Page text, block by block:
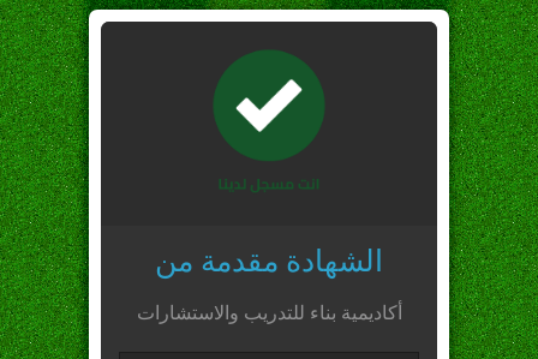
الشهادة مقدمة من
أكاديمية بناء للتدريب والاستشارات